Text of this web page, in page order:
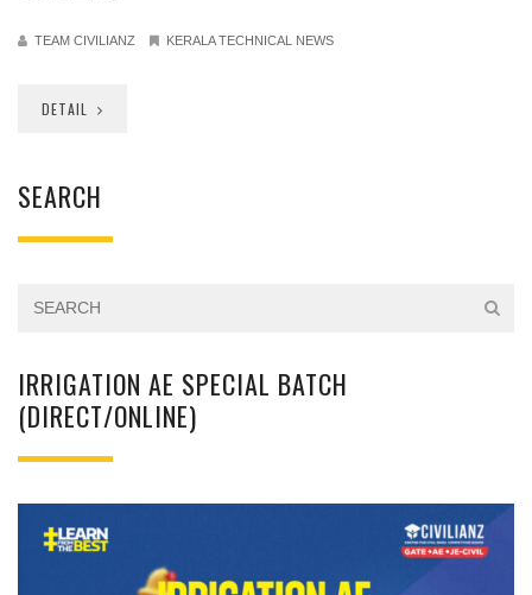
TEAM CIVILIANZ KERALA TECHNICAL NEWS
DETAIL
SEARCH
IRRIGATION AE SPECIAL BATCH
(DIRECT/ONLINE)